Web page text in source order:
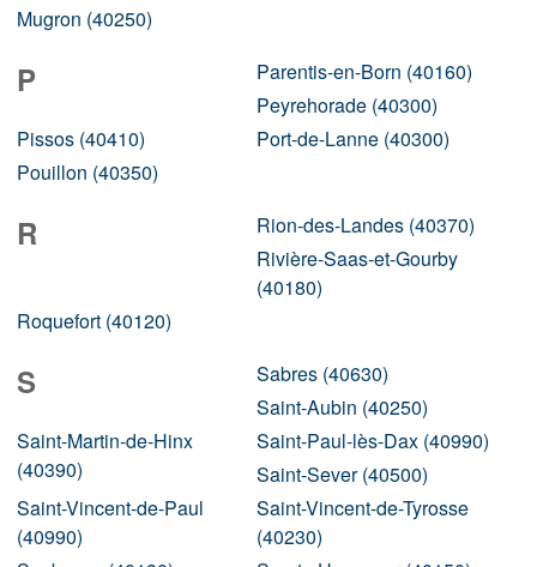
Mugron (40250)
P
Parentis-en-Born (40160)
Peyrehorade (40300)
Pissos (40410)
Port-de-Lanne (40300)
Pouillon (40350)
R
Rion-des-Landes (40370)
Rivière-Saas-et-Gourby
(40180)
Roquefort (40120)
S
Sabres (40630)
Saint-Aubin (40250)
Saint-Martin-de-Hinx
(40390)
Saint-Paul-lès-Dax (40990)
Saint-Sever (40500)
Saint-Vincent-de-Paul
(40990)
Saint-Vincent-de-Tyrosse
(40230)